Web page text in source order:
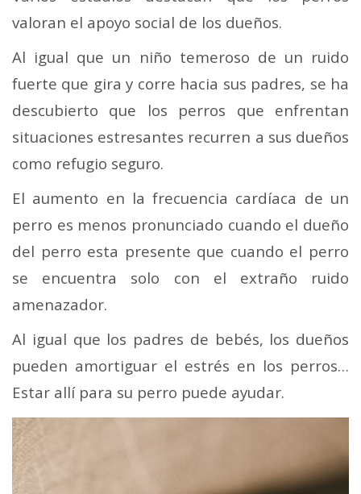
valoran el apoyo social de los dueños.
Al igual que un niño temeroso de un ruido
fuerte que gira y corre hacia sus padres, se ha
descubierto que los perros que enfrentan
situaciones estresantes recurren a sus dueños
como refugio seguro.
El aumento en la frecuencia cardíaca de un
perro es menos pronunciado cuando el dueño
del perro esta presente que cuando el perro
se encuentra solo con el extraño ruido
amenazador.
Al igual que los padres de bebés, los dueños
pueden amortiguar el estrés en los perros…
Estar allí para su perro puede ayudar.